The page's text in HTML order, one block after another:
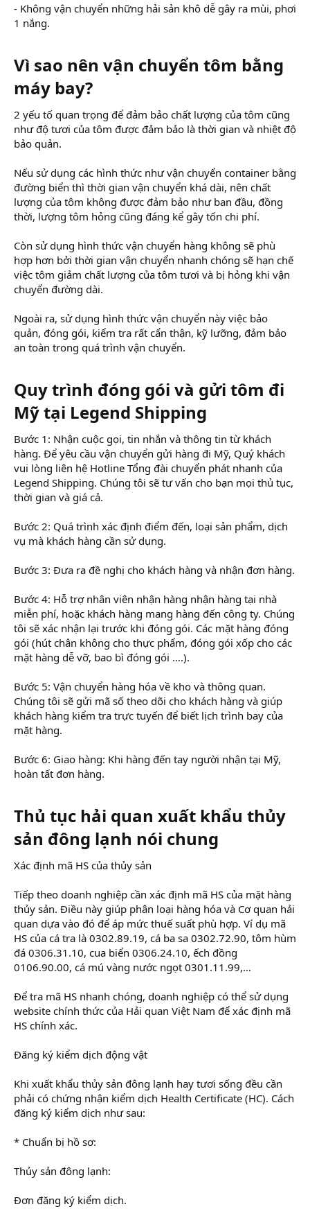
- Không vận chuyển những hải sản khô dễ gây ra mùi, phơi
1 nắng.
Vì sao nên vận chuyển tôm bằng
máy bay?​
2 yếu tố quan trọng để đảm bảo chất lượng của tôm cũng
như độ tươi của tôm được đảm bảo là thời gian và nhiệt độ
bảo quản.
Nếu sử dụng các hình thức như vận chuyển container bằng
đường biển thì thời gian vận chuyển khá dài, nên chất
lượng của tôm không được đảm bảo như ban đầu, đồng
thời, lượng tôm hỏng cũng đáng kể gây tốn chi phí.
Còn sử dụng hình thức vận chuyển hàng không sẽ phù
hợp hơn bởi thời gian vận chuyển nhanh chóng sẽ hạn chế
việc tôm giảm chất lượng của tôm tươi và bị hỏng khi vận
chuyển đường dài.
Ngoài ra, sử dụng hình thức vận chuyển này việc bảo
quản, đóng gói, kiểm tra rất cẩn thận, kỹ lưỡng, đảm bảo
an toàn trong quá trình vận chuyển.
Quy trình đóng gói và gửi tôm đi
Mỹ tại Legend Shipping​
Bước 1: Nhận cuộc gọi, tin nhắn và thông tin từ khách
hàng. Để yêu cầu vận chuyển gửi hàng đi Mỹ, Quý khách
vui lòng liên hệ Hotline Tổng đài chuyển phát nhanh của
Legend Shipping. Chúng tôi sẽ tư vấn cho bạn mọi thủ tục,
thời gian và giá cả.
Bước 2: Quá trình xác định điểm đến, loại sản phẩm, dịch
vụ mà khách hàng cần sử dụng.
Bước 3: Đưa ra đề nghị cho khách hàng và nhận đơn hàng.
Bước 4: Hỗ trợ nhân viên nhận hàng nhận hàng tại nhà
miễn phí, hoặc khách hàng mang hàng đến công ty. Chúng
tôi sẽ xác nhận lại trước khi đóng gói. Các mặt hàng đóng
gói (hút chân không cho thực phẩm, đóng gói xốp cho các
mặt hàng dễ vỡ, bao bì đóng gói ….).
Bước 5: Vận chuyển hàng hóa về kho và thông quan.
Chúng tôi sẽ gửi mã số theo dõi cho khách hàng và giúp
khách hàng kiểm tra trực tuyến để biết lịch trình bay của
mặt hàng.
Bước 6: Giao hàng: Khi hàng đến tay người nhận tại Mỹ,
hoàn tất đơn hàng.
Thủ tục hải quan xuất khẩu thủy
sản đông lạnh nói chung​
Xác định mã HS của thủy sản
Tiếp theo doanh nghiệp cần xác định mã HS của mặt hàng
thủy sản. Điều này giúp phân loại hàng hóa và Cơ quan hải
quan dựa vào đó để áp mức thuế suất phù hợp. Ví dụ mã
HS của cá tra là 0302.89.19, cá ba sa 0302.72.90, tôm hùm
đá 0306.31.10, cua biển 0306.24.10, ếch đồng
0106.90.00, cá mú vàng nước ngọt 0301.11.99,…
Để tra mã HS nhanh chóng, doanh nghiệp có thể sử dụng
website chính thức của Hải quan Việt Nam để xác định mã
HS chính xác.
Đăng ký kiểm dịch động vật
Khi xuất khẩu thủy sản đông lạnh hay tươi sống đều cần
phải có chứng nhận kiểm dịch Health Certificate (HC). Cách
đăng ký kiểm dịch như sau:
* Chuẩn bị hồ sơ:
Thủy sản đông lạnh:
Đơn đăng ký kiểm dịch.